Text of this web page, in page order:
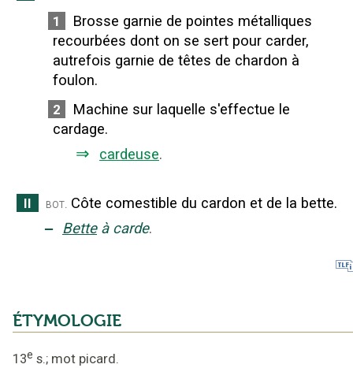
1
Brosse garnie de pointes métalliques
recourbées dont on se sert pour carder,
autrefois garnie de têtes de chardon à
foulon.
2
Machine sur laquelle s'effectue le
cardage.
⇒ cardeuse.
II bot. Côte comestible du cardon et de la bette.
‒ Bette à carde.
ÉTYMOLOGIE
13e s.; mot picard.